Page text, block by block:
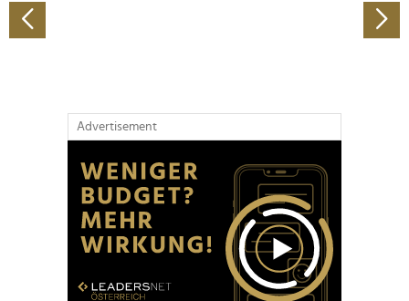
gesammelt haben.
Advertisement